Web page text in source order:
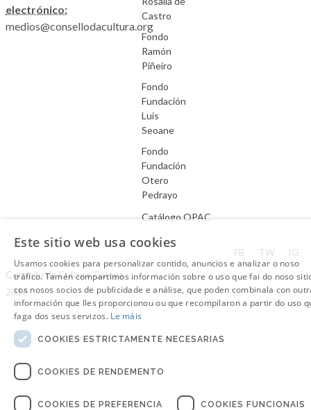
electrónico:
medios@consellodacultura.org
Castro
Fondo
Ramón
Piñeiro
Fondo
Fundación
Luís
Seoane
Fondo
Fundación
Otero
Pedrayo
Catálogo.OPAC
Aviso Legal
Consello da Cultura Galega.
2016
FB TW IG
Este sitio web usa cookies
Usamos cookies para personalizar contido, anuncios e analizar o noso
tráfico. Tamén compartimos información sobre o uso que fai do noso
cos nosos socios de publicidade e análise, que poden combinala con
información que lles proporcionou ou que recompilaron a partir do uso
faga dos seus servizos. Le máis
COOKIES ESTRICTAMENTE NECESARIAS
COOKIES DE RENDEMENTO
COOKIES DE PREFERENCIA COOKIES FUNCIONAIS